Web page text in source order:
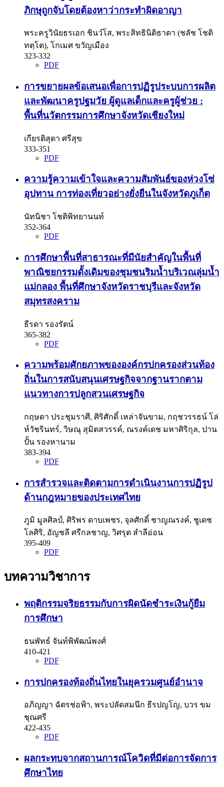
ภิกษุถูกจับโดยต้องหาว่ากระทำผิดอาญา
พระครูวินัยธรเอก ชินวํโส, พระสิทธินิติธาดา (ชลัช โชติ
ทตฺโต), โกเมศ ขวัญเมือง
323-332
PDF
การขยายผลข้อเสนอเพื่อการปฏิรูประบบการผลิต
และพัฒนาครูปฐมวัย ผู้ดูแลเด็กและครูผู้ช่วย :
พื้นที่นวัตกรรมการศึกษาจังหวัดเชียงใหม่
เกียรติสุดา ศรีสุข
333-351
PDF
ความรู้ความเข้าใจและความสัมพันธ์ของห่วงโซ่
อุปทาน การท่องเที่ยวอย่างยั่งยืนในจังหวัดภูเก็ต
นัทนิชา โชติพิทยานนท์
352-364
PDF
การศึกษาพื้นที่สาธารณะที่มีนัยสำคัญในพื้นที่
พาณิชยกรรมดั้งเดิมของชุมชนริมน้ำบริเวณลุ่มน้ำ
แม่กลอง พื้นที่ศึกษาจังหวัดราชบุรีและจังหวัด
สมุทรสงคราม
ธีรดา รองรัตน์
365-382
PDF
ความพร้อมศักยภาพขององค์กรปกครองส่วนท้อง
ถิ่นในการสนับสนุนเศรษฐกิจจากฐานรากตาม
แนวทางการปลูกสวนเศรษฐกิจ
กฤษดา ประชุมราศี, ศิริศักดิ์ เหล่าจันขาม, กฤชวรรธน์ โล่
ห์วัชรินทร์, วิษณุ สุมิตสวรรค์, ณรงค์เดช มหาศิริกุล, ปาน
ปั้น รองหานาม
383-394
PDF
การสำรวจและติดตามการดำเนินงานการปฏิรูป
ด้านกฎหมายของประเทศไทย
ภูมิ มูลศิลป์, ศิริพร ดาบเพชร, จุลศักดิ์ ชาญณรงค์, ชูเดช
โลศิริ, อัญชลี ศรีกลชาญ, วิศรุต สำลีอ่อน
395-409
PDF
บทความวิชาการ
พฤติกรรมจริยธรรมกับการผิดนัดชำระเงินกู้ยืม
การศึกษา
ธนพัทธ์ จันท์พิพัฒน์พงศ์
410-421
PDF
การปกครองท้องถิ่นไทยในยุครวมศูนย์อำนาจ
อภิญญา ฉัตรช่อฟ้า, พระปลัดสมนึก ธีรปญโญ, บวร ขม
ชุณศรี
422-435
PDF
ผลกระทบจากสถานการณ์โควิดที่มีต่อการจัดการ
ศึกษาไทย